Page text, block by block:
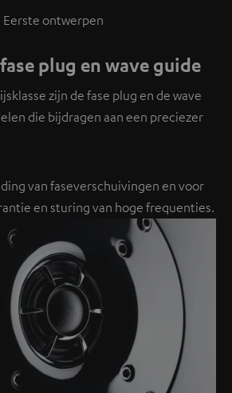
Eerste ontwerpen
plug en wave guide
zijn de fase plug en de wave
die bijdragen aan een preciezer
van faseverschuivingen en voor
en sturing van hoge frequenties.